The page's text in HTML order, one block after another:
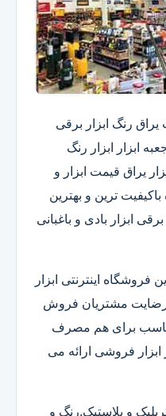
یراق رنگ ابزار برقی
ابزار ابزار رنگ
یراق قیمت ابزار و
ترین و بهترین
ابزار بادی و باغبانی
فروشگاه اینترنتی ابزار
مشتریان فروش
برای هم مصرف
فروشی ارائه می
و پلاستیک.رنگ و